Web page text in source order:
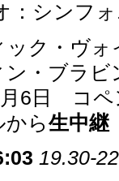
：シンフ
ック・ヴォ
ン・ブラビ
6日 コペ
から生中継
19.30-